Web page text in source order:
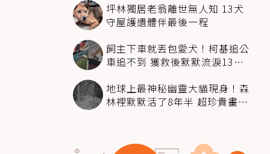
坪林獨居老翁離世無人知 13犬
守屋護遺體伴最後一程
飼主下車就丟包愛犬！柯基追公
車追不到 獲救後默默流淚13萬
地球上最神秘幽靈大貓現身！森
林裡默默活了8年半 超珍貴畫面